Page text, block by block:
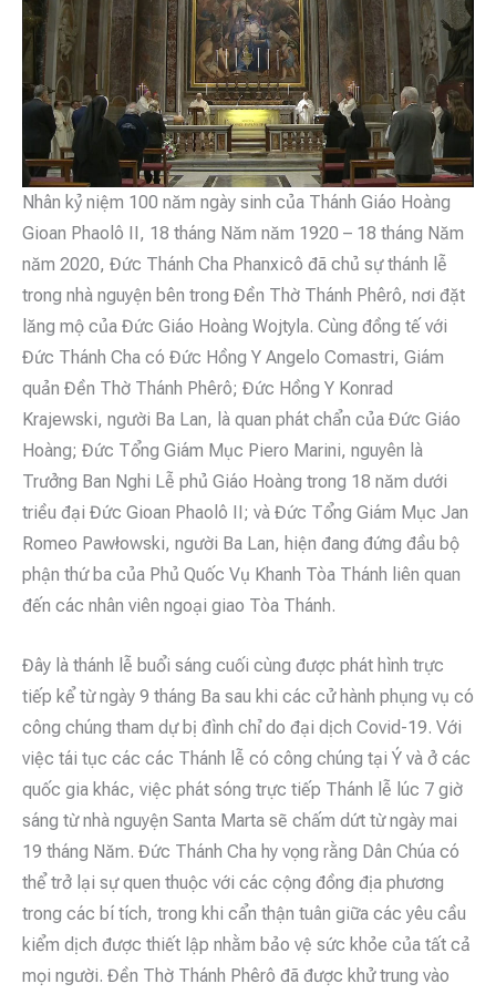
Nhân kỷ niệm 100 năm ngày sinh của Thánh Giáo Hoàng
Gioan Phaolô II, 18 tháng Năm năm 1920 – 18 tháng Năm
năm 2020, Đức Thánh Cha Phanxicô đã chủ sự thánh lễ
trong nhà nguyện bên trong Đền Thờ Thánh Phêrô, nơi đặt
lăng mộ của Đức Giáo Hoàng Wojtyla. Cùng đồng tế với
Đức Thánh Cha có Đức Hồng Y Angelo Comastri, Giám
quản Đền Thờ Thánh Phêrô; Đức Hồng Y Konrad
Krajewski, người Ba Lan, là quan phát chẩn của Đức Giáo
Hoàng; Đức Tổng Giám Mục Piero Marini, nguyên là
Trưởng Ban Nghi Lễ phủ Giáo Hoàng trong 18 năm dưới
triều đại Đức Gioan Phaolô II; và Đức Tổng Giám Mục Jan
Romeo Pawłowski, người Ba Lan, hiện đang đứng đầu bộ
phận thứ ba của Phủ Quốc Vụ Khanh Tòa Thánh liên quan
đến các nhân viên ngoại giao Tòa Thánh.
Đây là thánh lễ buổi sáng cuối cùng được phát hình trực
tiếp kể từ ngày 9 tháng Ba sau khi các cử hành phụng vụ có
công chúng tham dự bị đình chỉ do đại dịch Covid-19. Với
việc tái tục các các Thánh lễ có công chúng tại Ý và ở các
quốc gia khác, việc phát sóng trực tiếp Thánh lễ lúc 7 giờ
sáng từ nhà nguyện Santa Marta sẽ chấm dứt từ ngày mai
19 tháng Năm. Đức Thánh Cha hy vọng rằng Dân Chúa có
thể trở lại sự quen thuộc với các cộng đồng địa phương
trong các bí tích, trong khi cẩn thận tuân giữa các yêu cầu
kiểm dịch được thiết lập nhằm bảo vệ sức khỏe của tất cả
mọi người. Đền Thờ Thánh Phêrô đã được khử trung vào